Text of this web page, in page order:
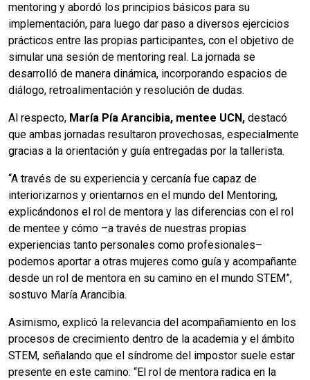
mentoring y abordó los principios básicos para su
implementación, para luego dar paso a diversos ejercicios
prácticos entre las propias participantes, con el objetivo de
simular una sesión de mentoring real. La jornada se
desarrolló de manera dinámica, incorporando espacios de
diálogo, retroalimentación y resolución de dudas.
Al respecto, María Pía Arancibia, mentee UCN, destacó
que ambas jornadas resultaron provechosas, especialmente
gracias a la orientación y guía entregadas por la tallerista.
“A través de su experiencia y cercanía fue capaz de
interiorizarnos y orientarnos en el mundo del Mentoring,
explicándonos el rol de mentora y las diferencias con el rol
de mentee y cómo –a través de nuestras propias
experiencias tanto personales como profesionales–
podemos aportar a otras mujeres como guía y acompañante
desde un rol de mentora en su camino en el mundo STEM”,
sostuvo María Arancibia.
Asimismo, explicó la relevancia del acompañamiento en los
procesos de crecimiento dentro de la academia y el ámbito
STEM, señalando que el síndrome del impostor suele estar
presente en este camino: “El rol de mentora radica en la